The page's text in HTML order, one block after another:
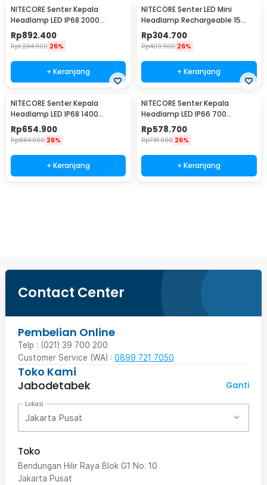
NITECORE Senter Kepala
Headlamp LED IP68 2000
Lumens - HC68
Rp892.400
Rp1.204.900 26%
+ Keranjang
NITECORE Senter LED Mini
Headlamp Rechargeable 15
Lumens - NU06 LE
Rp304.700
Rp409.900 26%
+ Keranjang
NITECORE Senter Kepala
Headlamp LED IP68 1400
Lumens - NU43
Rp654.900
Rp884.900 26%
+ Keranjang
NITECORE Senter Kepala
Headlamp LED IP66 700
Lumens - NU33
Rp578.700
Rp781.900 26%
+ Keranjang
Contact Center
Pembelian Online
Telp : (021) 39 700 200
Customer Service (WA) : 0899 721 7050
Toko Kami
Jabodetabek
Ganti
Lokasi
Jakarta Pusat
Toko
Bendungan Hilir Raya Blok G1 No. 10
Jakarta Pusat